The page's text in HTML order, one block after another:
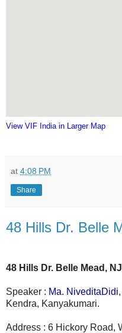
View VIF India in Larger Map
at 4:08 PM
Share
48 Hills Dr. Belle
48 Hills Dr. Belle Mead,
Speaker : Ma. NiveditaDidi
Kendra, Kanyakumari.
Address : 6 Hickory Road,